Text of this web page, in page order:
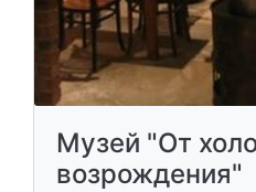
Музей "От
возрождения"